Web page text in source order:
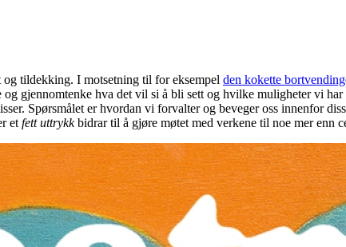
tildekking. I motsetning til for eksempel den kokette
gjennomtenke hva det vil si å bli sett og hvilke muligheter vi
Spørsmålet er hvordan vi forvalter og beveger oss innenfor
et fett uttrykkbidrar til å gjøre møtet med verkene til noe mer enn